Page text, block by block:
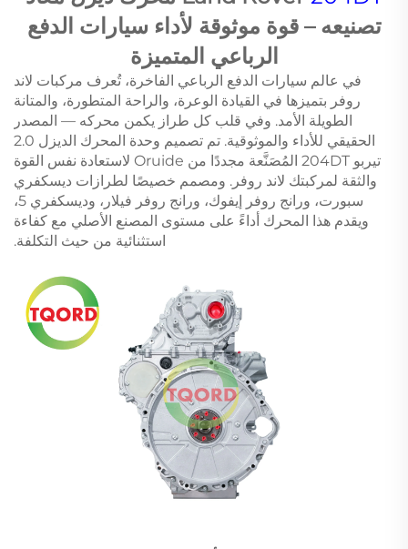
تصنيعه – قوة موثوقة لأداء سيارات الدفع
الرباعي المتميزة
في عالم سيارات الدفع الرباعي الفاخرة، تُعرف مركبات لاند
روفر بتميزها في القيادة الوعرة، والراحة المتطورة، والمتانة
الطويلة الأمد. وفي قلب كل طراز يكمن محركه — المصدر
الحقيقي للأداء والموثوقية. تم تصميم وحدة المحرك الديزل 2.0
تيربو 204DT المُصَنَّعة مجددًا من Oruide لاستعادة نفس القوة
والثقة لمركبتك لاند روفر. ومصمم خصيصًا لطرازات ديسكفري
سبورت، ورانج روفر إيفوك، ورانج روفر فيلار، وديسكفري 5،
ويقدم هذا المحرك أداءً على مستوى المصنع الأصلي مع كفاءة
استثنائية من حيث التكلفة.